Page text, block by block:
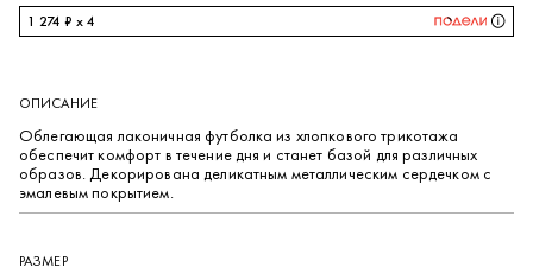
1 274 ₽ x 4
ОПИСАНИЕ
Облегающая лаконичная футболка из хлопкового трикотажа
обеспечит комфорт в течение дня и станет базой для различных
образов. Декорирована деликатным металлическим сердечком с
эмалевым покрытием.
РАЗМЕР